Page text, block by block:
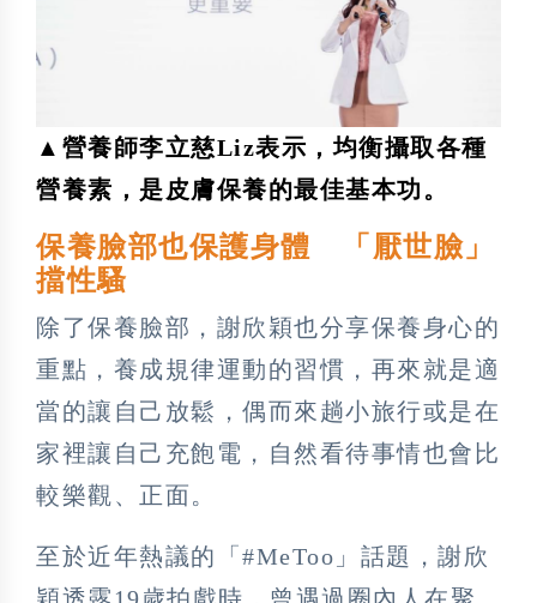
▲營養師李立慈Liz表示，均衡攝取各種
營養素，是皮膚保養的最佳基本功。
保養臉部也保護身體 「厭世臉」
擋性騷
除了保養臉部，謝欣穎也分享保養身心的
重點，養成規律運動的習慣，再來就是適
當的讓自己放鬆，偶而來趟小旅行或是在
家裡讓自己充飽電，自然看待事情也會比
較樂觀、正面。
至於近年熱議的「#MeToo」話題，謝欣